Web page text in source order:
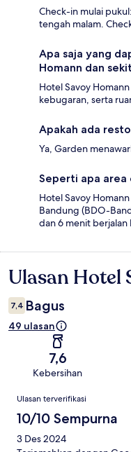
Check-in mulai
tengah malam.
Apa saja yang
Homann dan
Hotel Savoy
kebugaran, serta
Apakah ada
Ya, Garden
Seperti apa area
Hotel Savoy
Bandung (BDO-
dan 6 menit berjalan
Ulasan
Ulasan Hotel
7,4 Bagus
49 ulasan
7,6
Kebersihan
Ulasan
Ulasan terverifikasi
10/10 Sempurna
3 Des 2024